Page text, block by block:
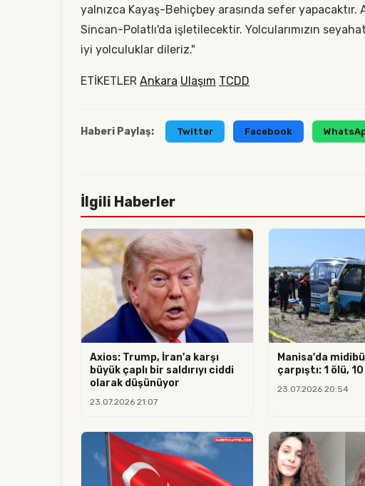
yalnızca Kayaş-Behiçbey arasında sefer
Sincan-Polatlı'da işletilecektir. Yolcularımızın
iyi yolculuklar dileriz."
ETİKETLER Ankara Ulaşım TCDD
Haberi Paylaş: Twitter Facebook
İlgili Haberler
Axios: Trump, İran'a karşı
büyük çaplı bir saldırıyı ciddi
olarak düşünüyor
23.07.2026 21:07
Manisa'da
çarpıştı: 1 ölü,
23.07.2026 20:54